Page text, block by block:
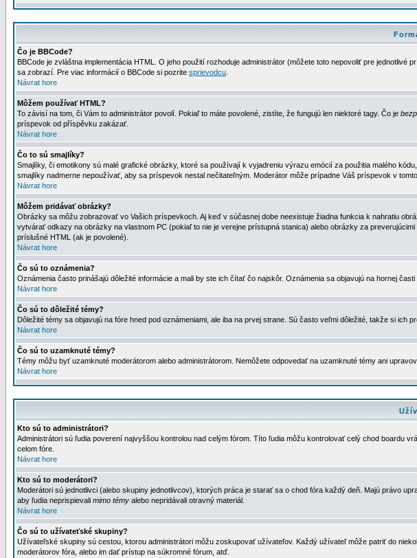
Čo je BBCode?
BBCode je zvláštna implementácia HTML. O jeho použití rozhoduje administrátor (môžete toto nepovoliť pre
sa zobrazí. Pre viac informácií o BBCode si pozrite sprievodcu
Návrat hore
Môžem používať HTML?
To závisí na tom, či Vám to administrátor povolí. Pokiaľ to máte povolené, zistíte, že fungujú len niektoré tagy. Čo je
príspevok od příspěvku zakázať.
Návrat hore
Čo to sú smajlíky?
Smajlíky, či emotikony sú malé grafické obrázky, ktoré sa používají k vyjadreniu výrazu emócií za použitia malého
smajlíky nadmerne nepoužívať, aby sa príspevok nestal nečitateľným. Moderátor môže prípadne Váš príspevok v
Návrat hore
Môžem pridávať obrázky?
Obrázky sa môžu zobrazovať vo Vašich príspevkoch. Aj keď v súčasnej dobe neexistuje žiadna funkcia k nahratiu
vytvárať odkazy na obrázky na vlastnom PC (pokiaľ to nie je verejne prístupná stanica) alebo obrázky za
príslušné HTML (ak je povolené).
Návrat hore
Čo sú to oznámenia?
Oznámenia často prinášajú dôležité informácie a mali by ste ich čítať čo najskôr. Oznámenia sa objavujú na hornej
Návrat hore
Čo sú to dôležité témy?
Dôležité témy sa objavujú na fóre hned pod oznámeniami, ale iba na prvej strane. Sú často veľmi dôležité, takže si
Návrat hore
Čo sú to uzamknuté témy?
Témy môžu byť uzamknuté moderátorom alebo administrátorom. Nemôžete odpovedať na uzamknuté témy ani
Návrat hore
Kto sú to administrátori?
Administrátori sú ľudia poverení najvyššou kontrolou nad celým fórom. Títo ľudia môžu kontrolovať celý chod
celom fóre.
Návrat hore
Kto sú to moderátori?
Moderátori sú jednotlivci (alebo skupiny jednotlivcov), ktorých práca je starať sa o chod fóra každý deň. Majú právo
aby ľudia neprispievali mimo témy alebo nepridávali otravný materiál.
Návrat hore
Čo sú to užívateťské skupiny?
Užívateľské skupiny sú cestou, ktorou administrátori môžu zoskupovať užívateľov. Každý užívateľ môže patriť do
moderátorov fóra, alebo im dať prístup na súkromné fórum, atď.